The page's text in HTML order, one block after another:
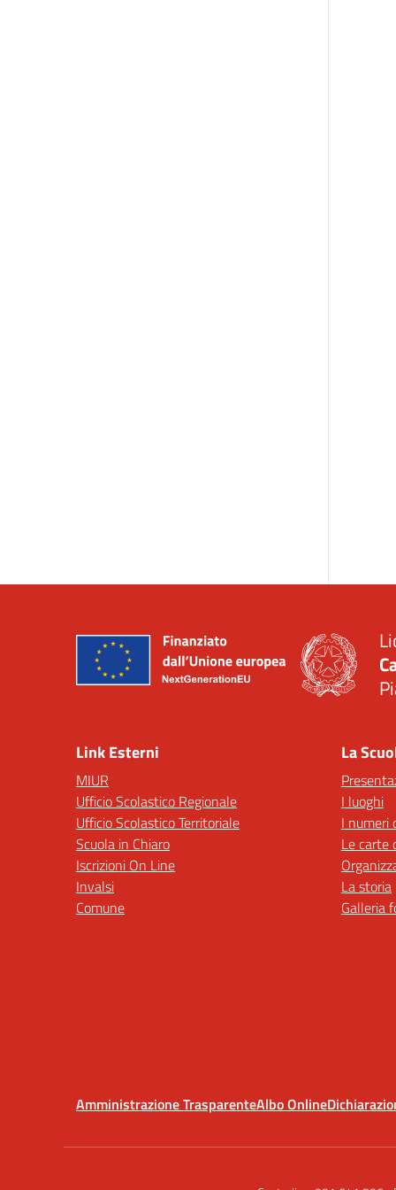
Link Esterni
MIUR
Ufficio Scolastico Regionale
Ufficio Scolastico Territoriale
Scuola in Chiaro
Iscrizioni On Line
Invalsi
Comune
La
I luoghi
I numeri
Le carte
La storia
Galleria
Amministrazione TrasparenteAlbo Online